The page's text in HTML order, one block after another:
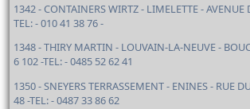
1342 - CONTAINERS WIRTZ - LIMELETTE - AVENUE
TEL: - 010 41 38 76 -
1348 - THIRY MARTIN - LOUVAIN-LA-NEUVE -
6 102 -TEL: - 0485 52 62 41
1350 - SNEYERS TERRASSEMENT - ENINES - RUE
48 -TEL: - 0487 33 86 62